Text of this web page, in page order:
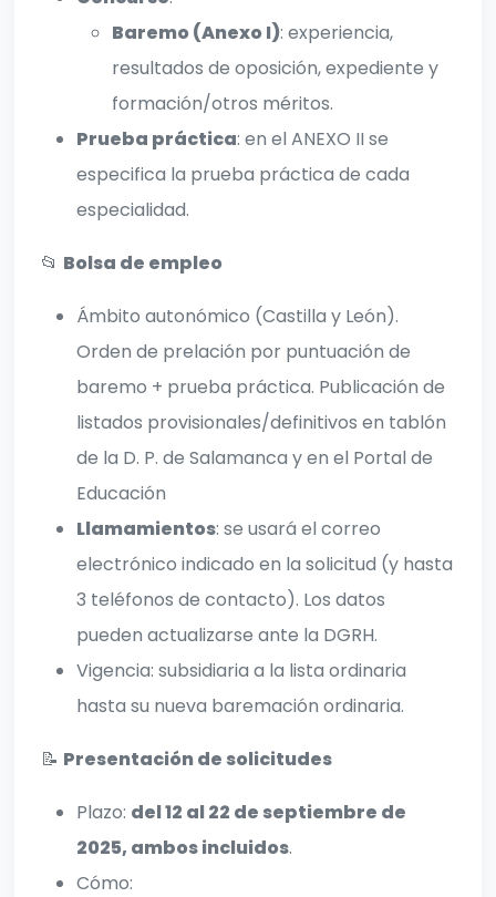
Baremo (Anexo I): experiencia,
resultados de oposición, expediente y
formación/otros méritos.
Prueba práctica: en el ANEXO II se
especifica la prueba práctica de cada
especialidad.
📂 Bolsa de empleo
Ámbito autonómico (Castilla y León).
Orden de prelación por puntuación de
baremo + prueba práctica. Publicación de
listados provisionales/definitivos en tablón
de la D. P. de Salamanca y en el Portal de
Educación
Llamamientos: se usará el correo
electrónico indicado en la solicitud (y hasta
3 teléfonos de contacto). Los datos
pueden actualizarse ante la DGRH.
Vigencia: subsidiaria a la lista ordinaria
hasta su nueva baremación ordinaria.
📝 Presentación de solicitudes
Plazo: del 12 al 22 de septiembre de
2025, ambos incluidos.
Cómo: